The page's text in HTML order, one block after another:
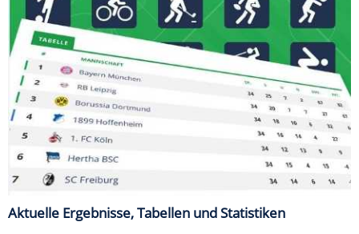
Aktuelle Ergebnisse, Tabellen und Statistiken